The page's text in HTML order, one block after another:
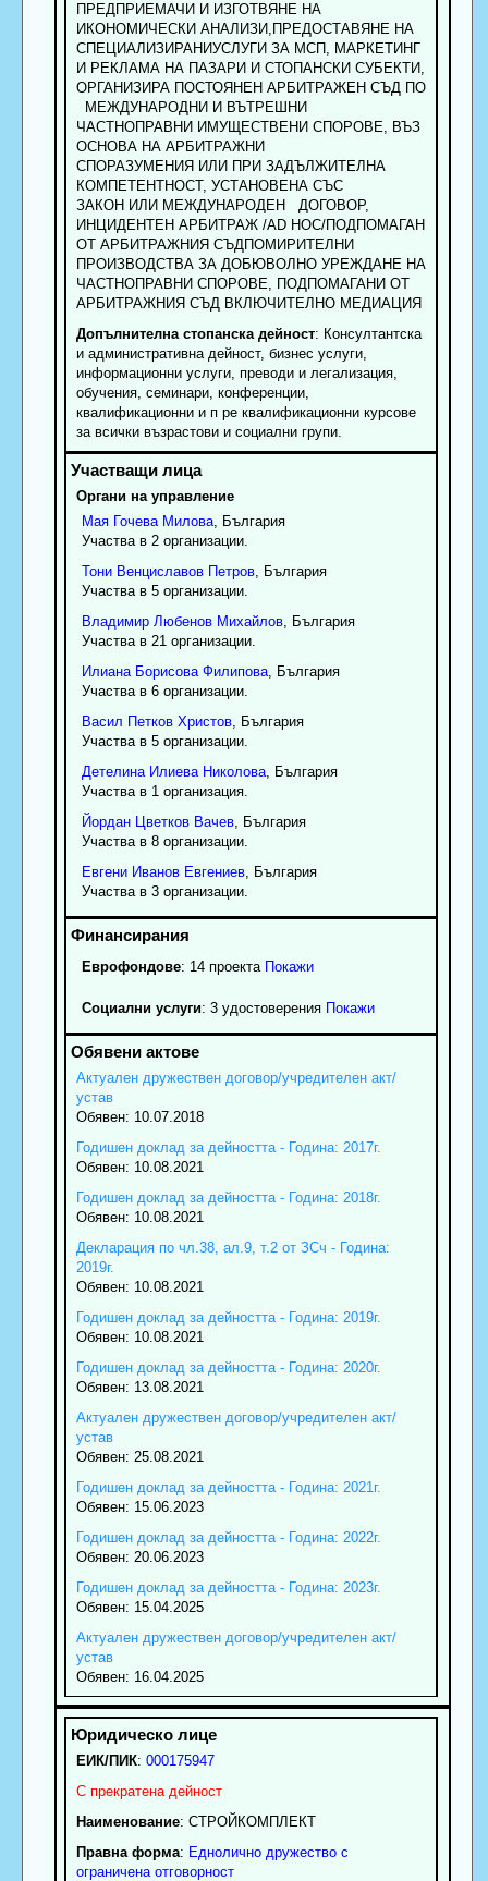
ПРЕДПРИЕМАЧИ И ИЗГОТВЯНЕ НА
ИКОНОМИЧЕСКИ АНАЛИЗИ,ПРЕДОСТАВЯНЕ НА
СПЕЦИАЛИЗИРАНИУСЛУГИ ЗА МСП, МАРКЕТИНГ
И РЕКЛАМА НА ПАЗАРИ И СТОПАНСКИ СУБЕКТИ,
ОРГАНИЗИРА ПОСТОЯНЕН АРБИТРАЖЕН СЪД ПО
МЕЖДУНАРОДНИ И ВЪТРЕШНИ
ЧАСТНОПРАВНИ ИМУЩЕСТВЕНИ СПОРОВЕ, ВЪЗ
ОСНОВА НА АРБИТРАЖНИ
СПОРАЗУМЕНИЯ ИЛИ ПРИ ЗАДЪЛЖИТЕЛНА
КОМПЕТЕНТНОСТ, УСТАНОВЕНА СЪС
ЗАКОН ИЛИ МЕЖДУНАРОДЕН ДОГОВОР,
ИНЦИДЕНТЕН АРБИТРАЖ /AD НОС/ПОДПОМАГАН
ОТ АРБИТРАЖНИЯ СЪДПОМИРИТЕЛНИ
ПРОИЗВОДСТВА ЗА ДОБЮВОЛНО УРЕЖДАНЕ НА
ЧАСТНОПРАВНИ СПОРОВЕ, ПОДПОМАГАНИ ОТ
АРБИТРАЖНИЯ СЪД ВКЛЮЧИТЕЛНО МЕДИАЦИЯ
Допълнителна стопанска дейност: Консултантска
и административна дейност, бизнес услуги,
информационни услуги, преводи и легализация,
обучения, семинари, конференции,
квалификационни и п ре квалификационни курсове
за всички възрастови и социални групи.
Органи на управление
Мая Гочева Милова, България
Участва в 2 организации.
Тони Венциславов Петров, България
Участва в 5 организации.
Владимир Любенов Михайлов, България
Участва в 21 организации.
Илиана Борисова Филипова, България
Участва в 6 организации.
Васил Петков Христов, България
Участва в 5 организации.
Детелина Илиева Николова, България
Участва в 1 организация.
Йордан Цветков Вачев, България
Участва в 8 организации.
Евгени Иванов Евгениев, България
Участва в 3 организации.
Еврофондове: 14 проекта Покажи
Социални услуги: 3 удостоверения Покажи
Актуален дружествен договор/учредителен акт/
устав
Обявен: 10.07.2018
Годишен доклад за дейността - Година: 2017г.
Обявен: 10.08.2021
Годишен доклад за дейността - Година: 2018г.
Обявен: 10.08.2021
Декларация по чл.38, ал.9, т.2 от ЗСч - Година:
2019г.
Обявен: 10.08.2021
Годишен доклад за дейността - Година: 2019г.
Обявен: 10.08.2021
Годишен доклад за дейността - Година: 2020г.
Обявен: 13.08.2021
Актуален дружествен договор/учредителен акт/
устав
Обявен: 25.08.2021
Годишен доклад за дейността - Година: 2021г.
Обявен: 15.06.2023
Годишен доклад за дейността - Година: 2022г.
Обявен: 20.06.2023
Годишен доклад за дейността - Година: 2023г.
Обявен: 15.04.2025
Актуален дружествен договор/учредителен акт/
устав
Обявен: 16.04.2025
ЕИК/ПИК: 000175947
С прекратена дейност
Наименование: СТРОЙКОМПЛЕКТ
Правна форма: Еднолично дружество с
ограничена отговорност